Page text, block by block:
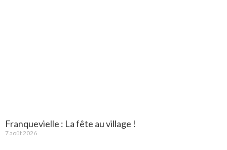
Franquevielle : La fête au village !
7 août 2026